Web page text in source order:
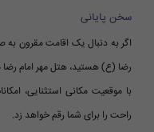
سخن پایانی
اگر به دنبال یک اقامت مقرون
رضا (ع) هستید، هتل مهر امام
با موقعیت مکانی استثنایی،
راحت را برای شما رقم خواهد زد.